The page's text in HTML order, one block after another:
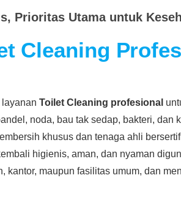
Prioritas Utama untuk
Cleaning
Toilet Cleaning profesional
noda, bau tak sedap, bakteri, dan
khusus dan tenaga ahli
higienis, aman, dan nyaman
kantor, maupun fasilitas umum, dan